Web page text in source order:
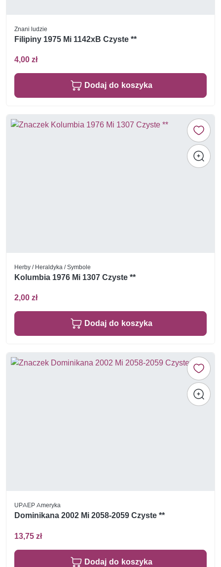
Znani ludzie
Filipiny 1975 Mi 1142xB Czyste **
4,00 zł
Dodaj do koszyka
Herby / Heraldyka / Symbole
Kolumbia 1976 Mi 1307 Czyste **
2,00 zł
Dodaj do koszyka
UPAEP Ameryka
Dominikana 2002 Mi 2058-2059 Czyste **
13,75 zł
Dodaj do koszyka